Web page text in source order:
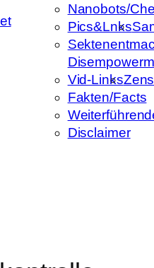
Nanobots/
Pics&Lnks
Vid-Links
Fakten/Facts
Disclaimer